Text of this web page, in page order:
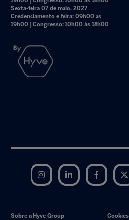
Sexta-feira 07 de maio, 2027
Credenciamento e feira: 09h00 às
19h00 | Congresso: 10h00 às 18h00
Instagram LinkedIn Facebook
Sobre a Hyve Group Cookies